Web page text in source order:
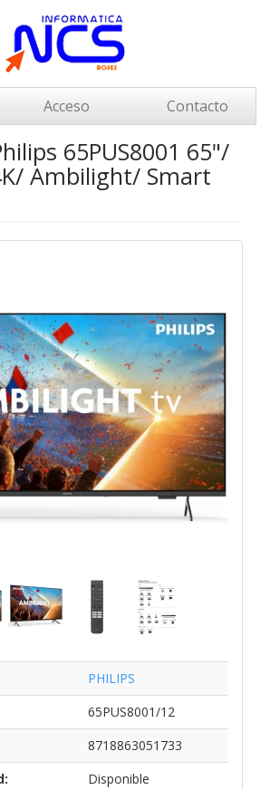
Acceso Contacto
65PUS8001 65"/
Ambilight/ Smart
PHILIPS
65PUS8001/12
8718863051733
Disponible